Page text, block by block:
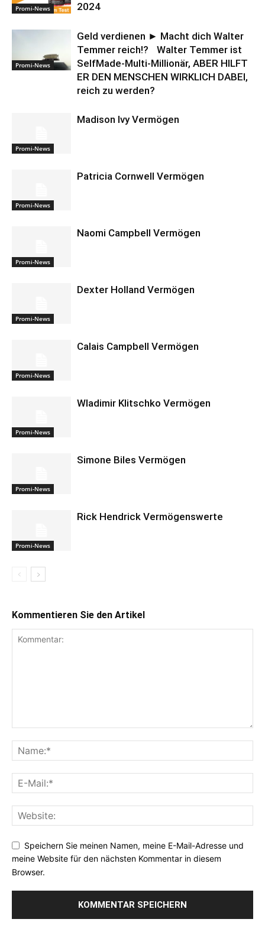
Promi-News
2024
Promi-News
Geld verdienen ► Macht dich Walter
Temmer reich!? Walter Temmer ist
SelfMade-Multi-Millionär, ABER HILFT
ER DEN MENSCHEN WIRKLICH DABEI,
reich zu werden?
Promi-News
Madison Ivy Vermögen
Promi-News
Patricia Cornwell Vermögen
Promi-News
Naomi Campbell Vermögen
Promi-News
Dexter Holland Vermögen
Promi-News
Calais Campbell Vermögen
Promi-News
Wladimir Klitschko Vermögen
Promi-News
Simone Biles Vermögen
Promi-News
Rick Hendrick Vermögenswerte
Kommentieren Sie den Artikel
Speichern Sie meinen Namen, meine E-Mail-Adresse und
meine Website für den nächsten Kommentar in diesem
Browser.